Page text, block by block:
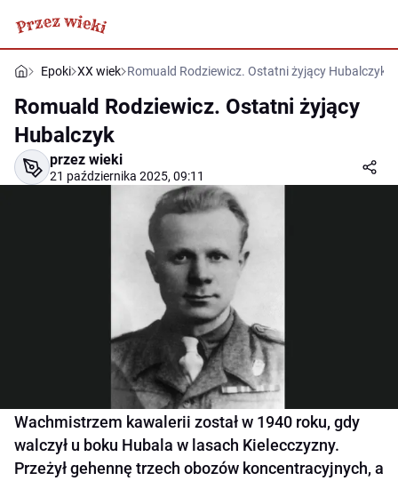
Epoki XX wiek Romuald Rodziewicz. Ostatni żyjący Hubalczyk
Romuald Rodziewicz. Ostatni żyjący
Hubalczyk
przez wieki
21 października 2025, 09:11
Wachmistrzem kawalerii został w 1940 roku, gdy
walczył u boku Hubala w lasach Kielecczyzny.
Przeżył gehennę trzech obozów koncentracyjnych, a